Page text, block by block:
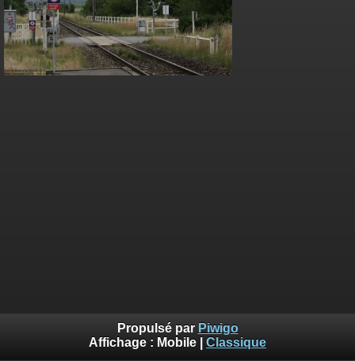
Propulsé par Piwigo
Affichage : Mobile Classique